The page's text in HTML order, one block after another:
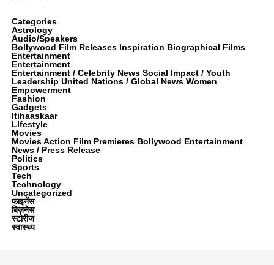
Categories
Astrology
Audio/Speakers
Bollywood Film Releases Inspiration Biographical Films
Entertainment
Entertainment
Entertainment / Celebrity News Social Impact / Youth
Leadership United Nations / Global News Women
Empowerment
Fashion
Gadgets
Itihaaskaar
LIfestyle
Movies
Movies Action Film Premieres Bollywood Entertainment
News / Press Release
Politics
Sports
Tech
Technology
Uncategorized
फाइनेंस
बिज़नेस
स्टोरीज
स्वास्थ्य